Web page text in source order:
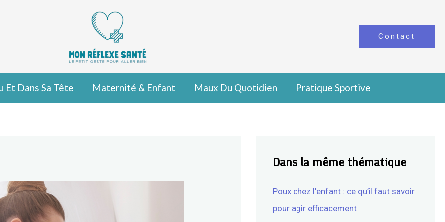
Contact
Et Dans Sa Tête Maternité & Enfant Maux Du Quotidien Pratique Sportive
Dans la même thématique
Poux chez l’enfant : ce qu’il faut savoir
pour agir efficacement